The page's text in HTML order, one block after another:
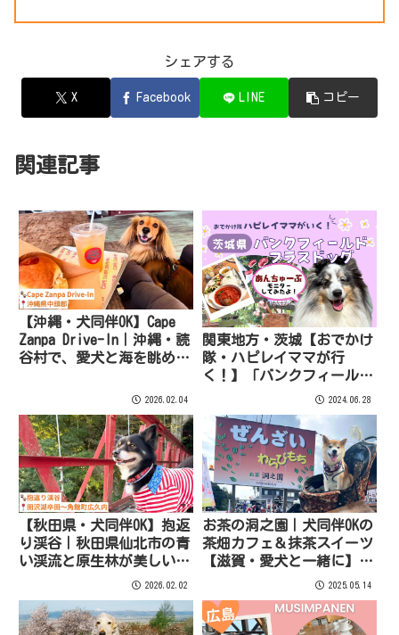
シェアする
X Facebook LINE コピー
関連記事
【沖縄・犬同伴OK】Cape
Zanpa Drive-In｜沖縄・読
谷村で、愛犬と海を眺めな
るドライブインカフェ2026.02.04
関東地方・茨城【おでかけ
隊・ハピレイママが行
く！】「バンクフィールド
プラスドッグ」をご紹介！
2024.06.28
【秋田県・犬同伴OK】抱返
り渓谷｜秋田県仙北市の青
い渓流と原生林が美しい、
愛犬と歩ける絶景渓谷2026.02.02
お茶の洞之園｜犬同伴OKの
茶畑カフェ＆抹茶スイーツ
【滋賀・愛犬と一緒に】人
気お出かけスポット2025.05.14